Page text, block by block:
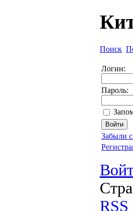
Поиск
Логин:
Пароль:
Забыли
RSS